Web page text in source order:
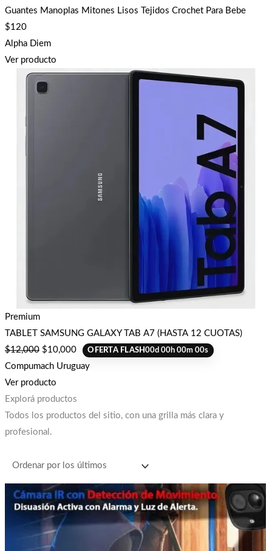
Guantes Manoplas Mitones Lisos Tejidos Crochet Para Bebe
$120
Alpha Diem
Ver producto
Premium
TABLET SAMSUNG GALAXY TAB A7 (HASTA 12 CUOTAS)
$12,000 $10,000 OFERTA FLASH00d00h00m00s
Compumach Uruguay
Ver producto
Explorá productos
Todos los productos del sitio, con una grilla más clara y
profesional.